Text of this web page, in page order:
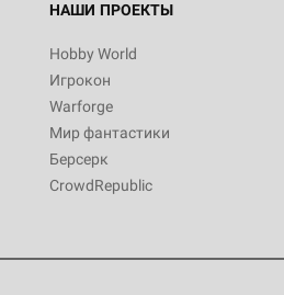
НАШИ ПРОЕКТЫ
Hobby World
Игрокон
Warforge
Мир фантастики
Берсерк
CrowdRepublic